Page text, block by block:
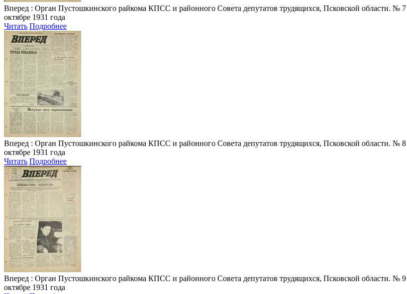
Вперед : Орган Пустошкинского райкома КПСС и районного Совета депутатов трудящихся, Псковской области. № 7
октябре 1931 года
Читать Подробнее
Вперед : Орган Пустошкинского райкома КПСС и районного Совета депутатов трудящихся, Псковской области. № 8
октябре 1931 года
Читать Подробнее
Вперед : Орган Пустошкинского райкома КПСС и районного Совета депутатов трудящихся, Псковской области. № 9
октябре 1931 года